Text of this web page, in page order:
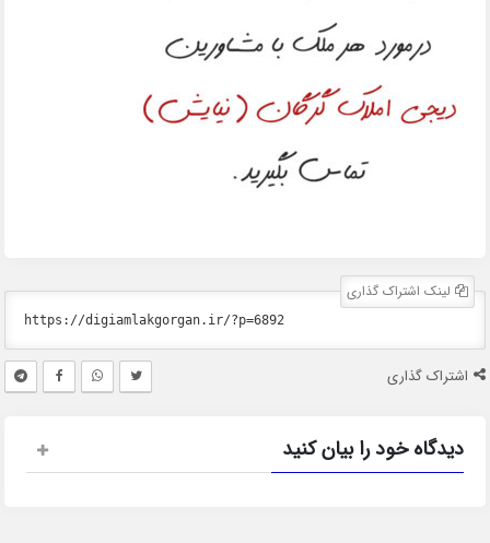
لینک اشتراک گذاری
اشتراک گذاری
دیدگاه خود را بیان کنید